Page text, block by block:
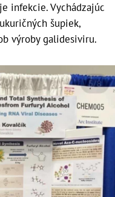
infekcie. Vychádzajúc
šupiek,
výroby galidesiviru.